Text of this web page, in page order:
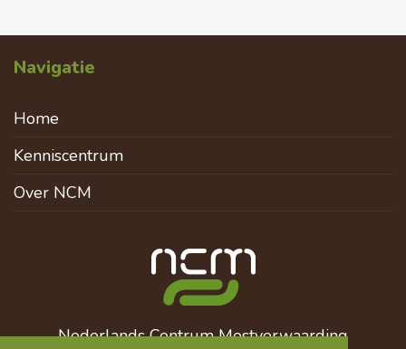
Navigatie
Home
Kenniscentrum
Over NCM
Nederlands Centrum Mestverwaarding